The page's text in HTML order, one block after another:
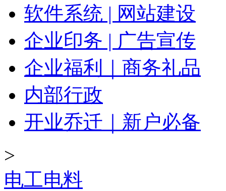
软件系统 | 网站建设
企业印务 | 广告宣传
企业福利｜商务礼品
内部行政
开业乔迁｜新户必备
>
电工电料